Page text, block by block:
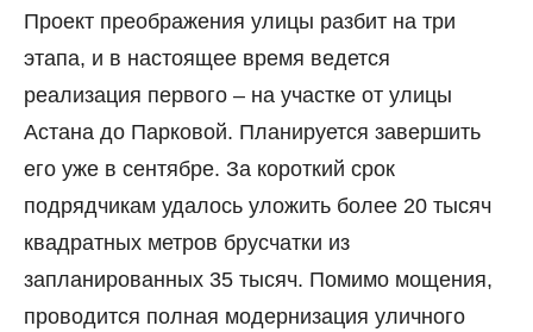
Проект преображения улицы разбит на три
этапа, и в настоящее время ведется
реализация первого – на участке от улицы
Астана до Парковой. Планируется завершить
его уже в сентябре. За короткий срок
подрядчикам удалось уложить более 20 тысяч
квадратных метров брусчатки из
запланированных 35 тысяч. Помимо мощения,
проводится полная модернизация уличного